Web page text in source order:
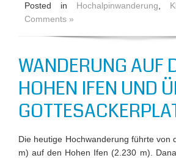
Posted in Hochalpinwanderung
Comments »
WANDERUNG AUF
HOHEN IFEN UND
Die heutige Hochwanderung führte von
m) auf den Hohen Ifen (2.230 m).